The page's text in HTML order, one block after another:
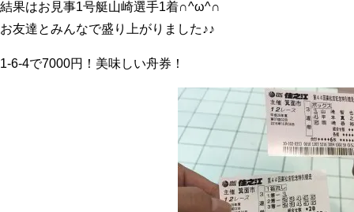
結果はお見事1号艇山崎選手1着∩^ω^∩
お友達とみんなで盛り上がりました♪♪
1-6-4で7000円！美味しい舟券！